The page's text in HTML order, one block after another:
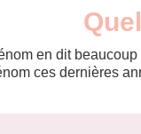
en dit
ces dernières